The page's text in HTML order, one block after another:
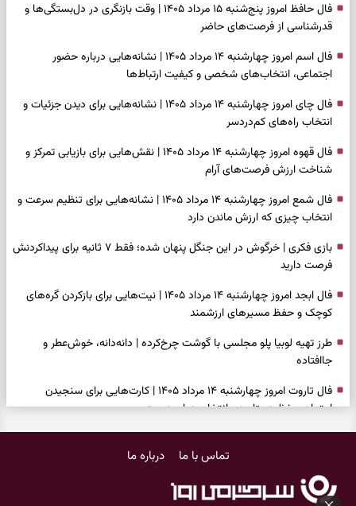
فال حافظ امروز پنج‌شنبه ۱۵ مرداد ۱۴۰۵ | وقت بازنگری در دل‌بستگی‌ها و
قدرشناسی از فرصت‌های حاضر
فال اسم امروز چهارشنبه ۱۴ مرداد ۱۴۰۵ | نشانه‌هایی درباره حضور
اجتماعی، انتخاب‌های شخصی و کیفیت ارتباط‌ها
فال چای امروز چهارشنبه ۱۴ مرداد ۱۴۰۵ | نشانه‌هایی برای دیدن جزئیات و
انتخاب راه‌های کم‌دردسر
فال قهوه امروز چهارشنبه ۱۴ مرداد ۱۴۰۵ | نقش‌هایی برای بازیابی تمرکز و
شناخت ارزش فرصت‌های آرام
فال شمع امروز چهارشنبه ۱۴ مرداد ۱۴۰۵ | نشانه‌هایی برای تنظیم سرعت و
انتخاب چیزی که ارزش ماندن دارد
بازی فکری | خرگوش در این جنگل پنهان شده؛ فقط ۷ ثانیه برای پیداکردنش
فرصت دارید
فال ابجد امروز چهارشنبه ۱۴ مرداد ۱۴۰۵ | نیت‌هایی برای بازکردن گره‌های
کوچک و حفظ مسیرهای ارزشمند
طرز تهیه لوبیا پلو مجلسی با گوشت چرخ‌کرده | دانه‌دانه، خوش‌عطر و
جاافتاده
فال تاروت امروز چهارشنبه ۱۴ مرداد ۱۴۰۵ | کارت‌هایی برای سنجیدن
اعتماد، حفظ دستاورد و انتخاب زمان درست
هوش غالب شما را نشان می‌دهد
تماس با ما درباره ما